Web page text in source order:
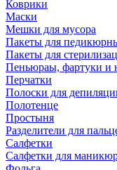
Коврики
Маски
Мешки для мусора
Пакеты для
Пакеты для
Пеньюраы, фартуки и
Перчатки
Полоски для
Полотенце
Простыня
Разделители для
Салфетки
Салфетки для